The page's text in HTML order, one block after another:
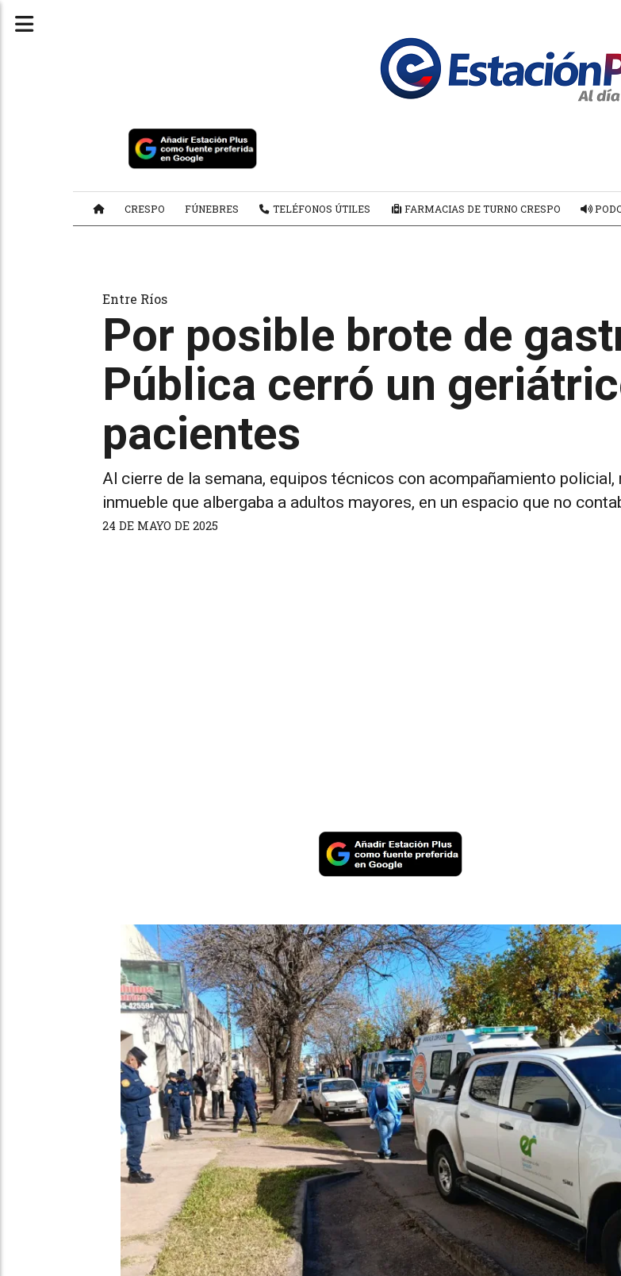
CRESPO FÚNEBRES TELÉFONOS ÚTILES FARMACIAS DE TURNO CRESPO
Por posible brote de
Pública cerró un
pacientes
Al cierre de la semana, equipos técnicos con acompañamiento
inmueble que albergaba a adultos mayores, en un espacio que no
Entre Ríos
24 DE MAYO DE 2025